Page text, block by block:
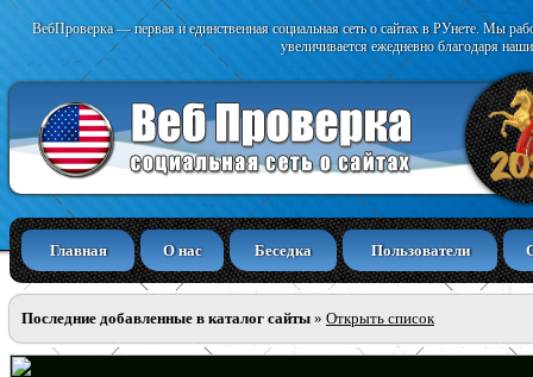
ВебПроверка — первая и единственная социальная сеть о сайтах в РУнете. Мы
увеличивается ежедневно благодаря
Главная О нас Беседка Пользователи
Последние добавленные в каталог сайты » Открыть список